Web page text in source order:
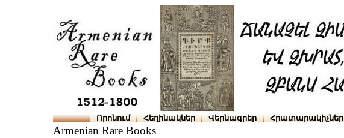
Որոնում Հեղինակներ Վերնագրեր Հրատարակիչներ
Armenian Rare Books